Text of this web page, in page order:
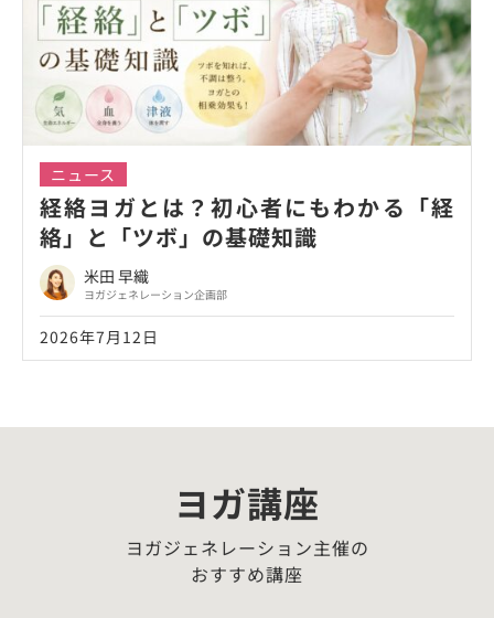
ニュース
経絡ヨガとは？初心者にもわかる「経
絡」と「ツボ」の基礎知識
米田 早織
ヨガジェネレーション企画部
2026年7月12日
ヨガ講座
ヨガジェネレーション主催の
おすすめ講座